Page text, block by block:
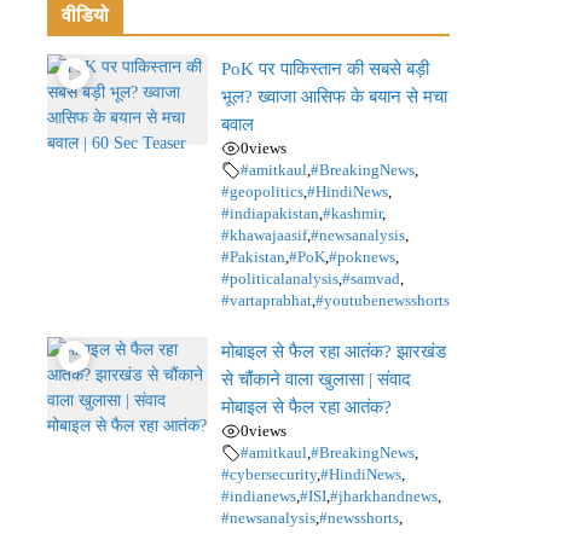
वीडियो
PoK पर पाकिस्तान की सबसे बड़ी
भूल? ख्वाजा आसिफ के बयान से मचा
बवाल
0views
#amitkaul,#BreakingNews,
#geopolitics,#HindiNews,
#indiapakistan,#kashmir,
#khawajaasif,#newsanalysis,
#Pakistan,#PoK,#poknews,
#politicalanalysis,#samvad,
#vartaprabhat,#youtubenewsshorts
मोबाइल से फैल रहा आतंक? झारखंड
से चौंकाने वाला खुलासा | संवाद
मोबाइल से फैल रहा आतंक?
0views
#amitkaul,#BreakingNews,
#cybersecurity,#HindiNews,
#indianews,#ISI,#jharkhandnews,
#newsanalysis,#newsshorts,